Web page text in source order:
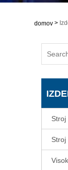
domov >
Stroj